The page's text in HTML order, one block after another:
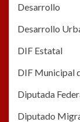
Desarrollo
Desarrollo
DIF Estatal
DIF Municipal
Diputada
Diputado